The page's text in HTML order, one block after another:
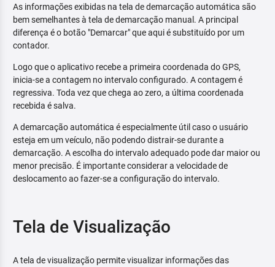
As informações exibidas na tela de demarcação automática são
bem semelhantes à tela de demarcação manual. A principal
diferença é o botão "Demarcar" que aqui é substituído por um
contador.
Logo que o aplicativo recebe a primeira coordenada do GPS,
inicia-se a contagem no intervalo configurado. A contagem é
regressiva. Toda vez que chega ao zero, a última coordenada
recebida é salva.
A demarcação automática é especialmente útil caso o usuário
esteja em um veículo, não podendo distrair-se durante a
demarcação. A escolha do intervalo adequado pode dar maior ou
menor precisão. É importante considerar a velocidade de
deslocamento ao fazer-se a configuração do intervalo.
Tela de Visualização
A tela de visualização permite visualizar informações das